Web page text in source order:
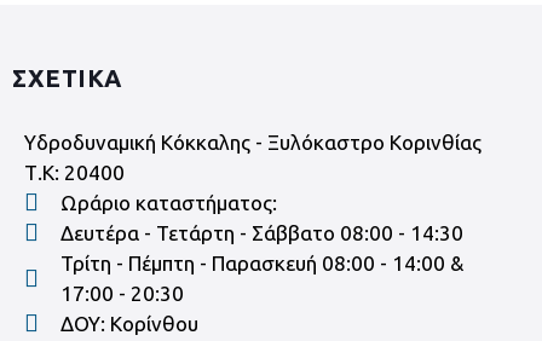
ΣΧΕΤΙΚΑ
Υδροδυναμική Κόκκαλης - Ξυλόκαστρο Κορινθίας
Τ.Κ: 20400
Ωράριο καταστήματος:
Δευτέρα - Τετάρτη - Σάββατο 08:00 - 14:30
Τρίτη - Πέμπτη - Παρασκευή 08:00 - 14:00 &
17:00 - 20:30
ΔΟΥ: Κορίνθου